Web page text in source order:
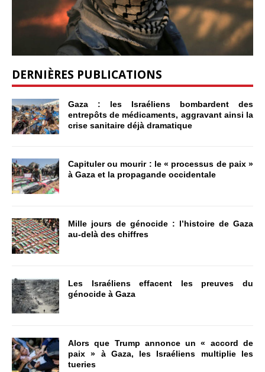
DERNIÈRES PUBLICATIONS
Gaza : les Israéliens bombardent des
entrepôts de médicaments, aggravant ainsi la
crise sanitaire déjà dramatique
Capituler ou mourir : le « processus de paix »
à Gaza et la propagande occidentale
Mille jours de génocide : l’histoire de Gaza
au-delà des chiffres
Les Israéliens effacent les preuves du
génocide à Gaza
Alors que Trump annonce un « accord de
paix » à Gaza, les Israéliens multiplie les
tueries